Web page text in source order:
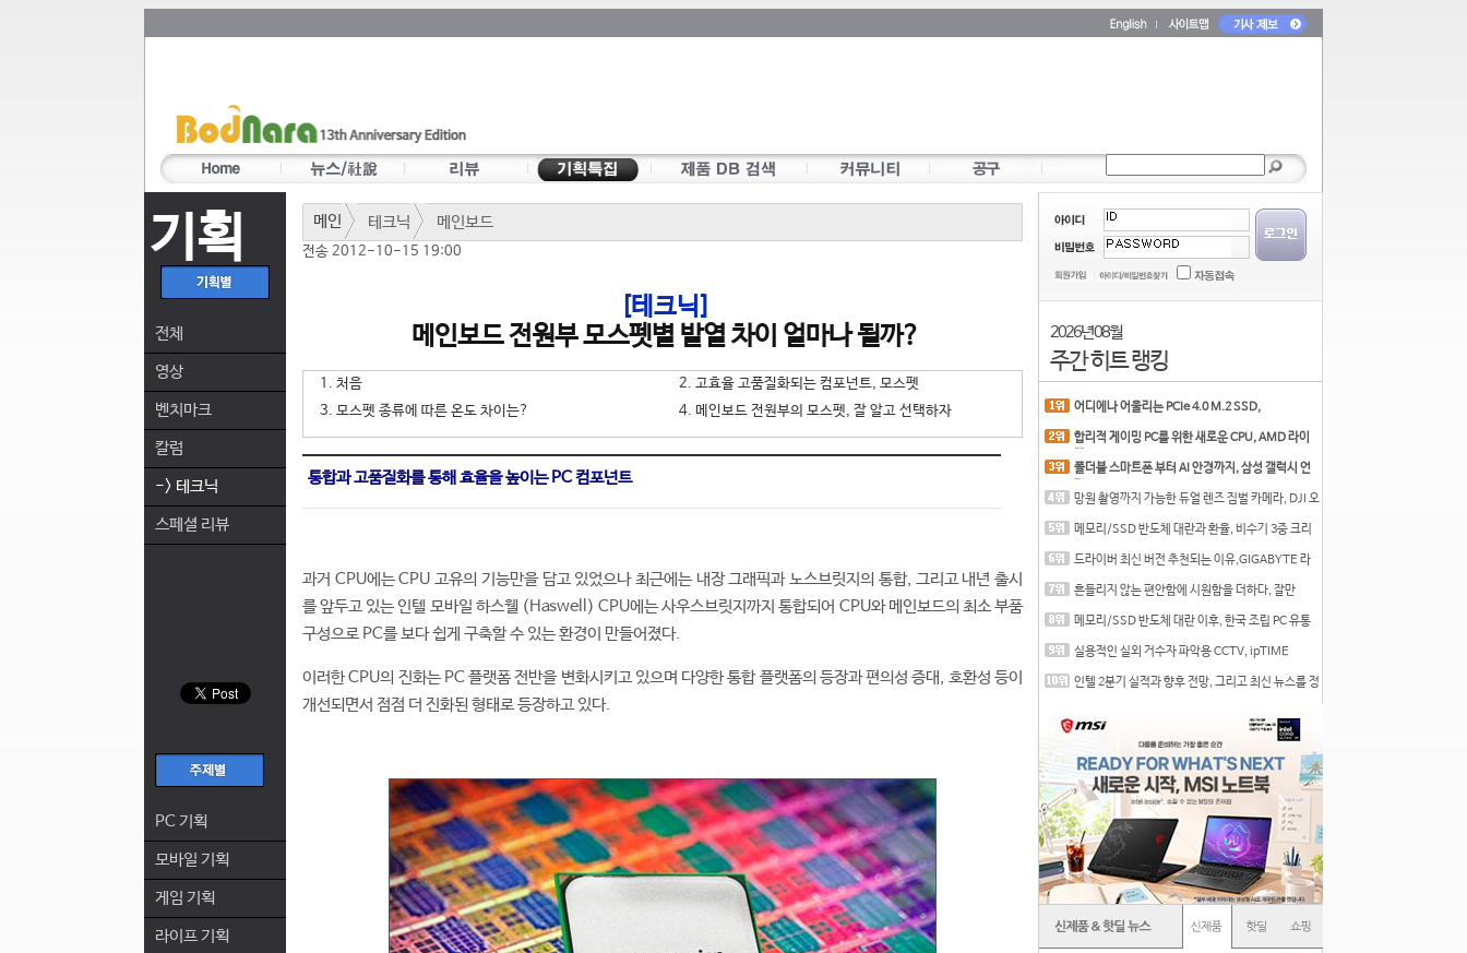
기획
전체
영상
벤치마크
칼럼
-> 테크닉
스페셜 리뷰
PC 기획
모바일 기획
게임 기획
라이프 기획
메인 테크닉 메인보드
전송 2012-10-15 19:00
[테크닉]
메인보드 전원부 모스펫별 발열 차이 얼마나 될까?
1. 처음
2. 고효율 고품질화되는 컴포넌트, 모스펫
3. 모스펫 종류에 따른 온도 차이는?
4. 메인보드 전원부의 모스펫, 잘 알고 선택하자
통합과 고품질화를 통해 효율을 높이는 PC 컴포넌트
과거 CPU에는 CPU 고유의 기능만을 담고 있었으나 최근에는 내장 그래픽과 노스브릿지의 통합, 그리고 내년 출시
를 앞두고 있는 인텔 모바일 하스웰 (Haswell) CPU에는 사우스브릿지까지 통합되어 CPU와 메인보드의 최소 부품
구성으로 PC를 보다 쉽게 구축할 수 있는 환경이 만들어졌다.
이러한 CPU의 진화는 PC 플랫폼 전반을 변화시키고 있으며 다양한 통합 플랫폼의 등장과 편의성 증대, 호환성 등이
개선되면서 점점 더 진화된 형태로 등장하고 있다.
2026년 08월
주간 히트 랭킹
어디에나 어울리는 PCIe 4.0 M.2 SSD,
합리적 게이밍 PC를 위한 새로운 CPU, AMD 라이
폴더블 스마트폰 부터 AI 안경까지, 삼성 갤럭시 언
망원 촬영까지 가능한 듀얼 렌즈 짐벌 카메라, DJI 오
메모리/SSD 반도체 대란과 환율, 비수기 3중 크리
드라이버 최신 버전 추천되는 이유,GIGABYTE 라
흔들리지 않는 편안함에 시원함을 더하다, 잘만
메모리/SSD 반도체 대란 이후, 한국 조립 PC 유통
실용적인 실외 거수자 파악용 CCTV, ipTIME
인텔 2분기 실적과 향후 전망, 그리고 최신 뉴스를 정